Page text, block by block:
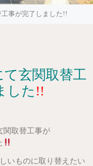
事が完了しました!!
玄関取替工
した !!
関取替工事が
いものに取り替えたい